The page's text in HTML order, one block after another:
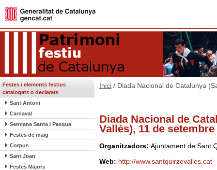
Festes i elements festius
catalogats o declarats
Sant Antoni
Carnaval
Setmana Santa i Pasqua
Festes de maig
Corpus
Sant Joan
Festes Majors
Inici / Diada Nacional de Catalunya
Diada Nacional de
Vallès), 11 de setembre
Organitzadors: Ajuntament de Sant
Web: http://www.santquirzevalles.cat